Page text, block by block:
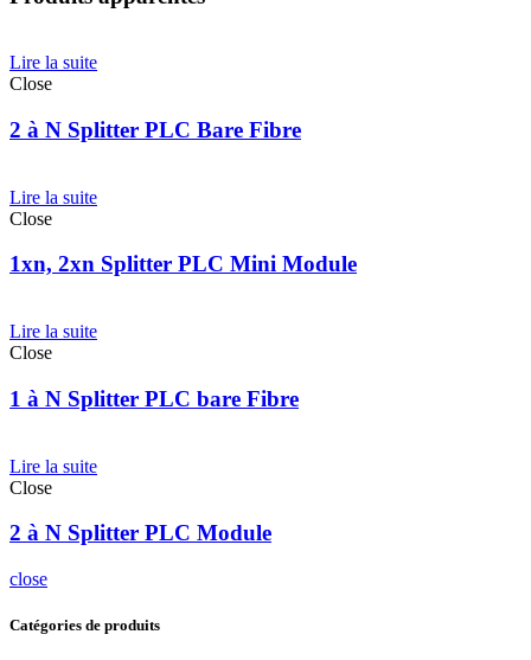
Lire la suite
Close
2 à N Splitter PLC Bare Fibre
Lire la suite
Close
1xn, 2xn Splitter PLC Mini Module
Lire la suite
Close
1 à N Splitter PLC bare Fibre
Lire la suite
Close
2 à N Splitter PLC Module
close
Catégories de produits